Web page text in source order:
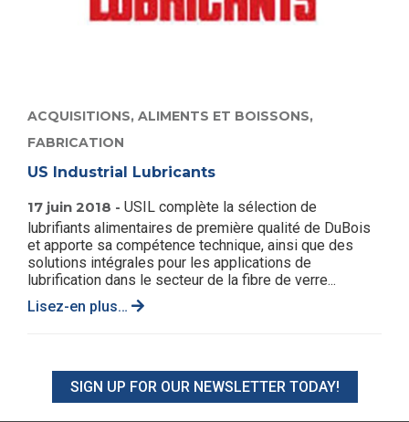
ACQUISITIONS, ALIMENTS ET BOISSONS,
FABRICATION
US Industrial Lubricants
17 juin 2018 - USIL complète la sélection de
lubrifiants alimentaires de première qualité de DuBois
et apporte sa compétence technique, ainsi que des
solutions intégrales pour les applications de
lubrification dans le secteur de la fibre de verre...
Lisez-en plus…
SIGN UP FOR OUR NEWSLETTER TODAY!